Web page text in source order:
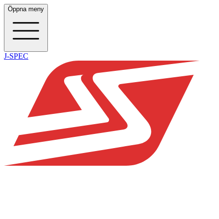
Öppna meny
J-SPEC